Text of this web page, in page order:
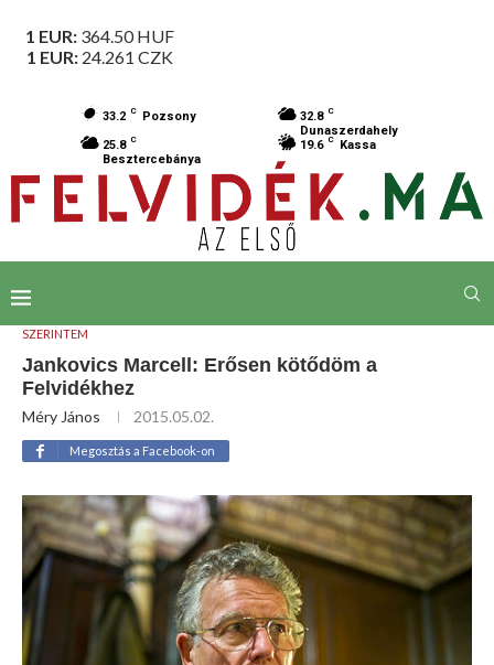
1 EUR: 364.50HUF
1 EUR: 24.261 CZK
33.2 C Pozsony 32.8 C
Dunaszerdahely
25.8 C
Besztercebánya
19.6 C Kassa
SZERINTEM
Jankovics Marcell: Erősen kötődöm a
Felvidékhez
Méry János 2015.05.02.
Megosztás a Facebook-on